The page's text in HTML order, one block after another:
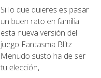
Si lo que quieres es pasar
un buen rato en familia
esta nueva versión del
juego Fantasma Blitz
Menudo susto ha de ser
tu elección,